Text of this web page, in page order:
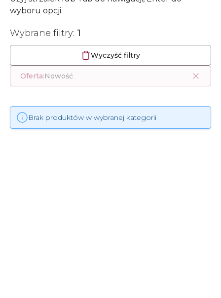
wyboru opcji
Wybrane filtry: 1
Wyczyść filtry
Oferta:Nowość
Brak produktów w wybranej kategorii